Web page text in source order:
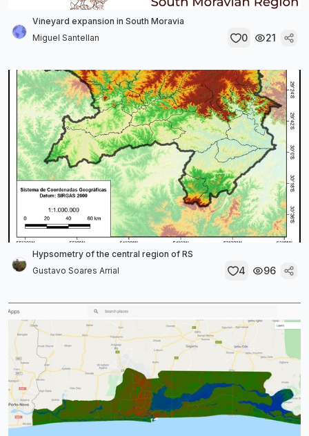
Vineyard expansion in South Moravia
Miguel Santellan
0 21
Hypsometry of the central region of RS
Gustavo Soares Arrial
4 96